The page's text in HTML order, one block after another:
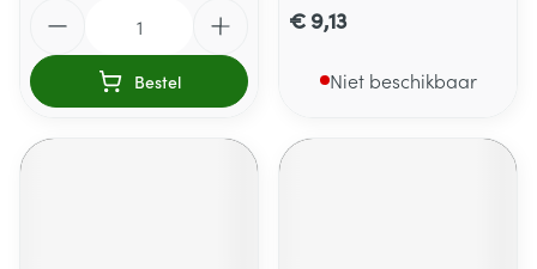
Bestel
€ 9,13
Niet beschikbaar